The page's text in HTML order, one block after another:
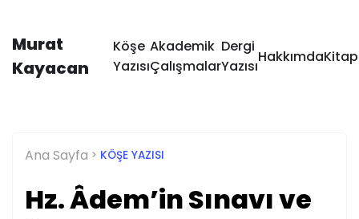
Murat
Kayacan
Köşe
Yazısı
Akademik
Çalışmalar
Dergi
Yazısı
HakkımdaKitap
Ana Sayfa KÖŞE YAZISI
Hz. Âdem’in Sınavı ve